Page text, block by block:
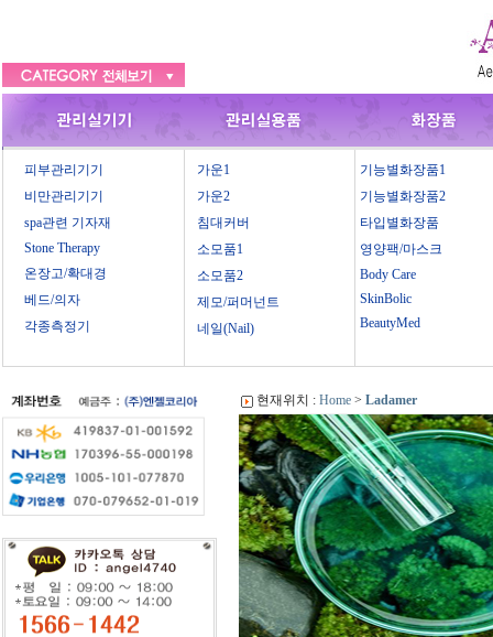
피부관리기기
비만관리기기
spa관련 기자재
Stone Therapy
온장고/확대경
베드/의자
각종측정기
가운1
가운2
침대커버
소모품1
소모품2
제모/퍼머넌트
네일(Nail)
기능별화장품1
기능별화장품2
타입별화장품
영양팩/마스크
Body Care
SkinBolic
BeautyMed
현재위치 : Home > Ladamer